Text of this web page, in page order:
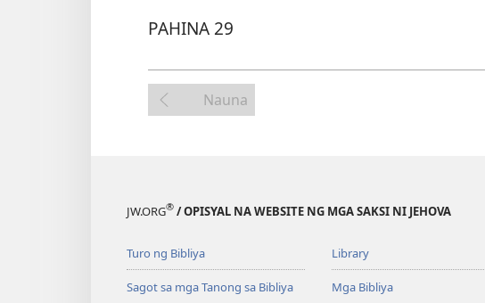
PAHINA 29
Nauna
JW.ORG® / OPISYAL NA WEBSITE NG MGA SAKSI NI JEHOVA
Turo ng Bibliya
Sagot sa mga Tanong sa Bibliya
Library
Mga Bibliya